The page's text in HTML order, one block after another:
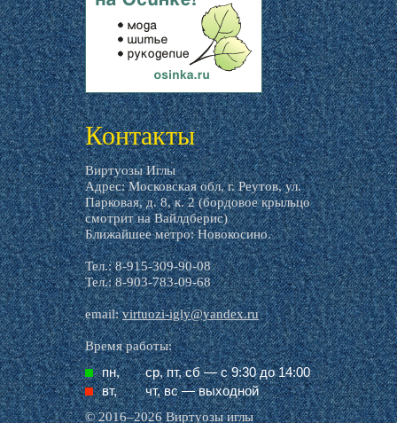
livemaster.ru
Контакты
Виртуозы Иглы
Адрес: Московская обл, г. Реутов, ул.
Парковая, д. 8, к. 2 (бордовое крыльцо
смотрит на Вайлдберис)
Ближайшее метро: Новокосино.
Тел.: 8-915-309-90-08
Тел.: 8-903-783-09-68
email:virtuozi-igly@yandex.ru
Время работы:
пн,
ср, пт, cб — с 9:30 до 14:00
вт,
чт, вс — выходной
© 2016–2026 Виртуозы иглы